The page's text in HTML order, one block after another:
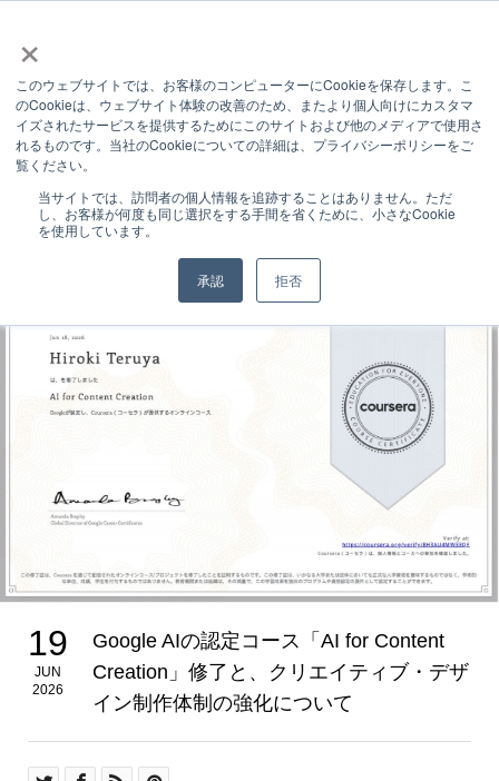
×
このウェブサイトでは、お客様のコンピューターにCookieを保存します。こ
のCookieは、ウェブサイト体験の改善のため、またより個人向けにカスタマ
イズされたサービスを提供するためにこのサイトおよび他のメディアで使用さ
れるものです。当社のCookieについての詳細は、プライバシーポリシーをご
覧ください。
当サイトでは、訪問者の個人情報を追跡することはありません。ただ
し、お客様が何度も同じ選択をする手間を省くために、小さなCookie
を使用しています。
承認 拒否
INFORMATION
お知らせ
お知らせ Google AIの認定コース「AI for Content Creation」修了と、クリエイティブ・デザイン制作体制の強化について
19
JUN
2026
Google AIの認定コース「AI for Content
Creation」修了と、クリエイティブ・デザ
イン制作体制の強化について